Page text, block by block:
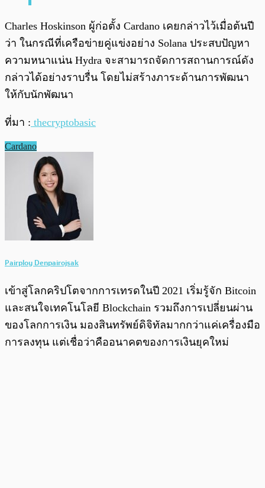
Charles Hoskinson ผู้ก่อตั้ง Cardano เคยกล่าวไว้เมื่อต้นปี
ว่า ในกรณีที่เครือข่ายคู่แข่งอย่าง Solana ประสบปัญหา
ความหนาแน่น Hydra จะสามารถจัดการสถานการณ์ดัง
กล่าวได้อย่างราบรื่น โดยไม่สร้างภาระด้านการพัฒนา
ให้กับนักพัฒนา
ที่มา : thecryptobasic
Cardano
Pairploy Denpairojsak
เข้าสู่โลกคริปโตจากการเทรดในปี 2021 เริ่มรู้จัก Bitcoin
และสนใจเทคโนโลยี Blockchain รวมถึงการเปลี่ยนผ่าน
ของโลกการเงิน มองสินทรัพย์ดิจิทัลมากกว่าแค่เครื่องมือ
การลงทุน แต่เชื่อว่าคืออนาคตของการเงินยุคใหม่